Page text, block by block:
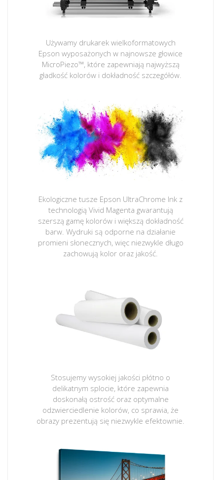
Używamy drukarek wielkoformatowych
Epson wyposażonych w najnowsze głowice
MicroPiezo™, które zapewniają najwyższą
gładkość kolorów i dokładność szczegółów.
Ekologiczne tusze Epson UltraChrome Ink z
technologią Vivid Magenta gwarantują
szerszą gamę kolorów i większą dokładność
barw. Wydruki są odporne na działanie
promieni słonecznych, więc niezwykle długo
zachowują kolor oraz jakość.
Stosujemy wysokiej jakości płótno o
delikatnym splocie, które zapewnia
doskonałą ostrość oraz optymalne
odzwierciedlenie kolorów, co sprawia, że
obrazy prezentują się niezwykle efektownie.